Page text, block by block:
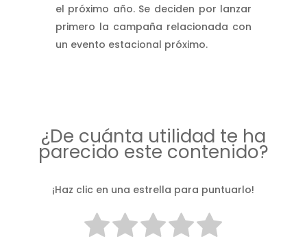
el próximo año. Se deciden por lanzar
primero la campaña relacionada con
un evento estacional próximo.
¿De cuánta utilidad te ha
parecido este contenido?
¡Haz clic en una estrella para puntuarlo!